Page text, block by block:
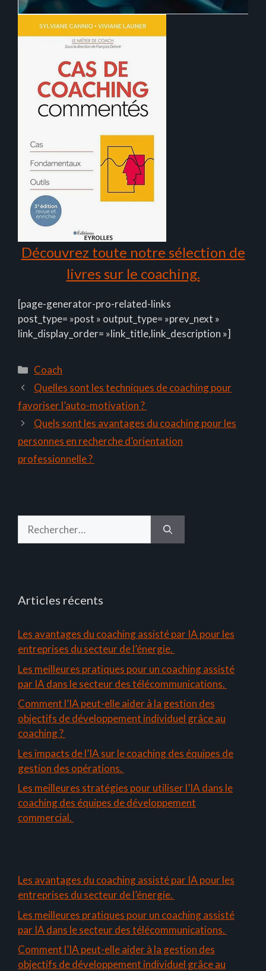
Découvrez toute notre sélection de
livres sur le coaching.
[page-generator-pro-related-links
post_type= »post » output_type= »prev_next »
link_display_order= »link_title,link_description »]
Catégories
Coach
Quelles sont les techniques de coaching pour
favoriser l’auto-motivation ?
Quels sont les avantages du coaching pour les
personnes en recherche d’orientation
professionnelle ?
Articles récents
Les avantages du coaching assisté par IA pour les
entreprises du secteur de l’énergie.
Les meilleures pratiques pour un coaching assisté
par IA dans le secteur des télécommunications.
Comment l’IA peut-elle aider à la gestion des
objectifs de développement individuel grâce au
coaching ?
Les impacts de l’IA sur le coaching des équipes de
gestion des opérations.
Les meilleures stratégies pour utiliser l’IA dans le
coaching des équipes de développement
commercial.
Les avantages du coaching assisté par IA pour les
entreprises du secteur de l’énergie.
Les meilleures pratiques pour un coaching assisté
par IA dans le secteur des télécommunications.
Comment l’IA peut-elle aider à la gestion des
objectifs de développement individuel grâce au